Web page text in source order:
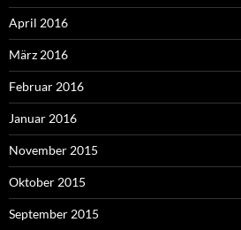
April 2016
März 2016
Februar 2016
Januar 2016
November 2015
Oktober 2015
September 2015